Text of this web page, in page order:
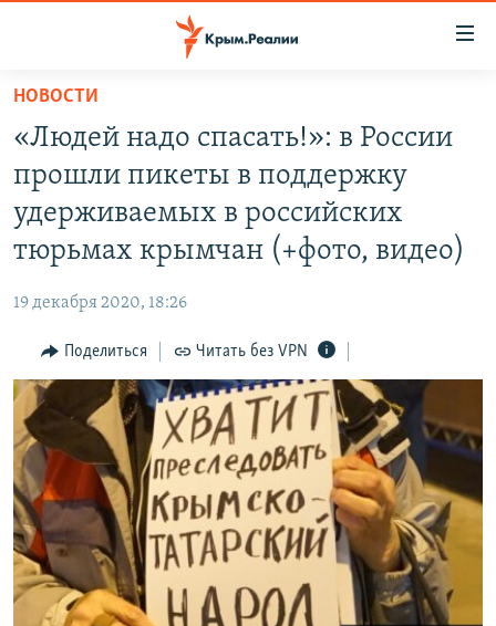
Вернуться
основному
содержанию
Вернутся
главной
Вернутся
поиску
СПЕЦПРОЕКТЫ
ВОДА
ИНТЕРАКТИВ
ИНФОГРАФИКА
ТЕЛЕПРОЕКТ КРЫМ.РЕАЛИИ
СОВЕТЫ ПРАВОЗАЩИТНИКОВ
ПРОПАВШИЕ БЕЗ ВЕСТИ
ПОБЕДИТЕЛЕЙ НЕ СУДЯТ?
КРЫМ.НЕПОКОРЕННЫЙ
ELIFBE
РАДІО СВОБОДА
КАК ОБОЙТИ БЛОКИРОВКУ
Українською
Qırımtatar
ПРИСОЕДИНЯЙТЕСЬ!
НОВОСТИ
«Людей надо спасать!»: в России
прошли пикеты в поддержку
удерживаемых в российских
тюрьмах крымчан (+фото, видео)
19 декабря 2020, 18:26
Поделиться Читать без VPN